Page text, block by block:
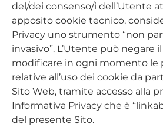
del/dei consenso/i dell’Utente
apposito cookie tecnico,
Privacy uno strumento “non
invasivo”. L’Utente può negare
modificare in ogni momento le
relative all’uso dei cookie da
Sito Web, tramite accesso alla
Informativa Privacy che è
del presente Sito.